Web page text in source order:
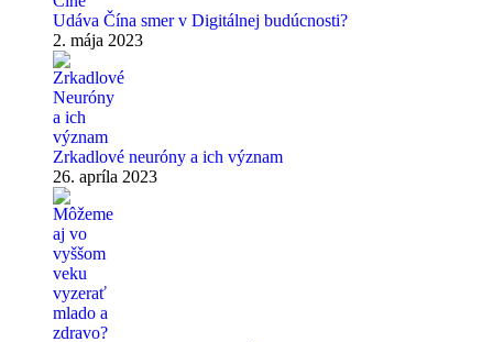
Udáva Čína smer v Digitálnej budúcnosti?
2. mája 2023
Zrkadlové neuróny a ich význam
26. apríla 2023